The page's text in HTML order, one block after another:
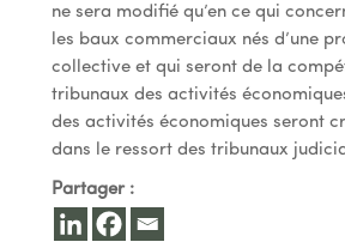
ne sera modifié qu’en ce qui
les baux commerciaux nés d’une
collective et qui seront de la
tribunaux des activités
des activités économiques seront
dans le ressort des tribunaux
Partager :